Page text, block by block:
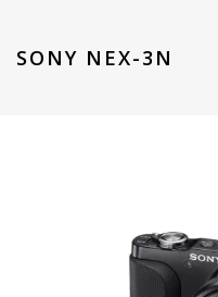
SONY NEX-3N